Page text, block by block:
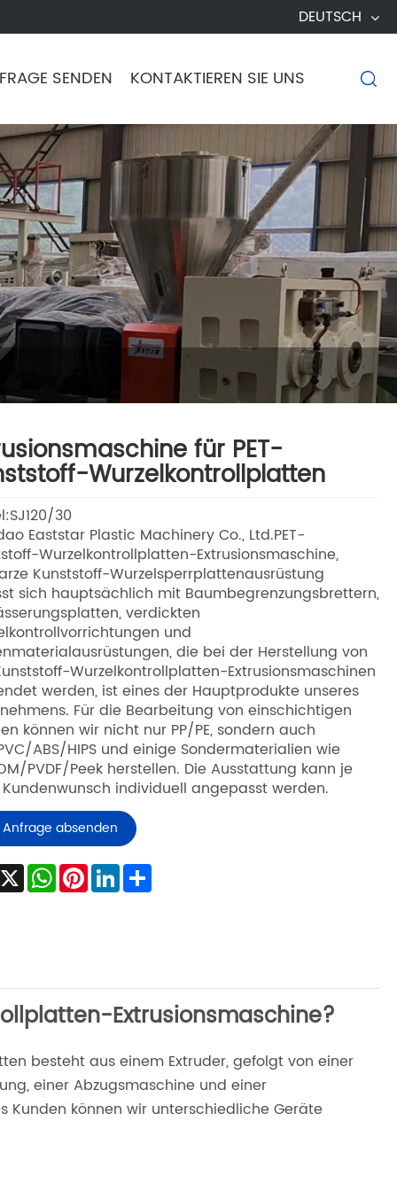
DEUTSCH
SENDEN KONTAKTIEREN SIE UNS 
für PET-
Wurzelkontrollplatten
30
Eaststar Plastic Machinery Co., Ltd.PET-
Wurzelkontrollplatten-Extrusionsmaschine,
Kunststoff-Wurzelsperrplattenausrüstung
sich hauptsächlich mit Baumbegrenzungsbrettern,
verdickten
und
die bei der Herstellung von
Wurzelkontrollplatten-Extrusionsmaschinen
werden, ist eines der Hauptprodukte unseres
Für die Bearbeitung von einschichtigen
können wir nicht nur PP/PE, sondern auch
ABS/HIPS und einige Sondermaterialien wie
PVDF/Peek herstellen. Die Ausstattung kann je
individuell angepasst werden.
Anfrage absenden
X WhatsApp
Pinterest
LinkedInShare
Extrusionsmaschine?
besteht aus einem Extruder, gefolgt von einer
einer Abzugsmaschine und einer
Kunden können wir unterschiedliche Geräte